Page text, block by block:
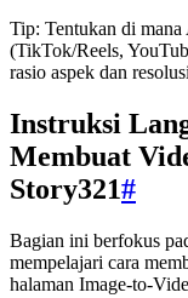
Tip: Tentukan di
(TikTok/Reels,
rasio aspek dan
Instruksi
Membuat
Story321#
Bagian ini berfokus
mempelajari cara
halaman Image-to-